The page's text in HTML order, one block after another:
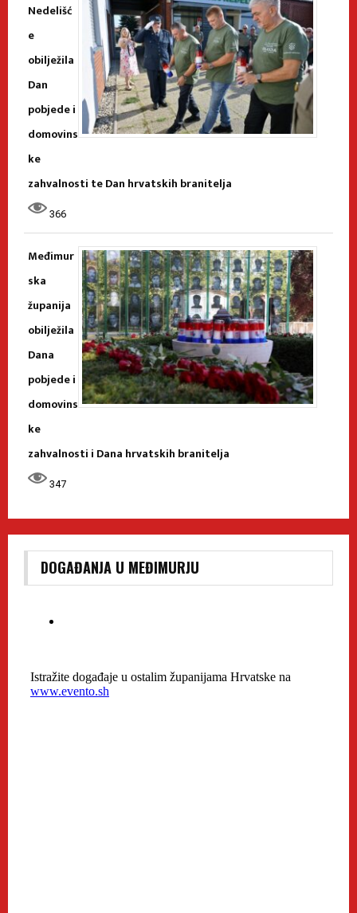
Nedelišć
e
obilježila
Dan
pobjede i
domovins
ke
zahvalnosti te Dan hrvatskih branitelja
366
Međimur
ska
županija
obilježila
Dana
pobjede i
domovins
ke
zahvalnosti i Dana hrvatskih branitelja
347
DOGAĐANJA U MEĐIMURJU